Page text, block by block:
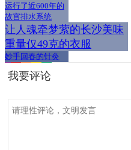
运行了近600年的
故宫排水系统
让人魂牵梦萦的长沙美味
重量仅49克的衣服
妙手回春的针灸